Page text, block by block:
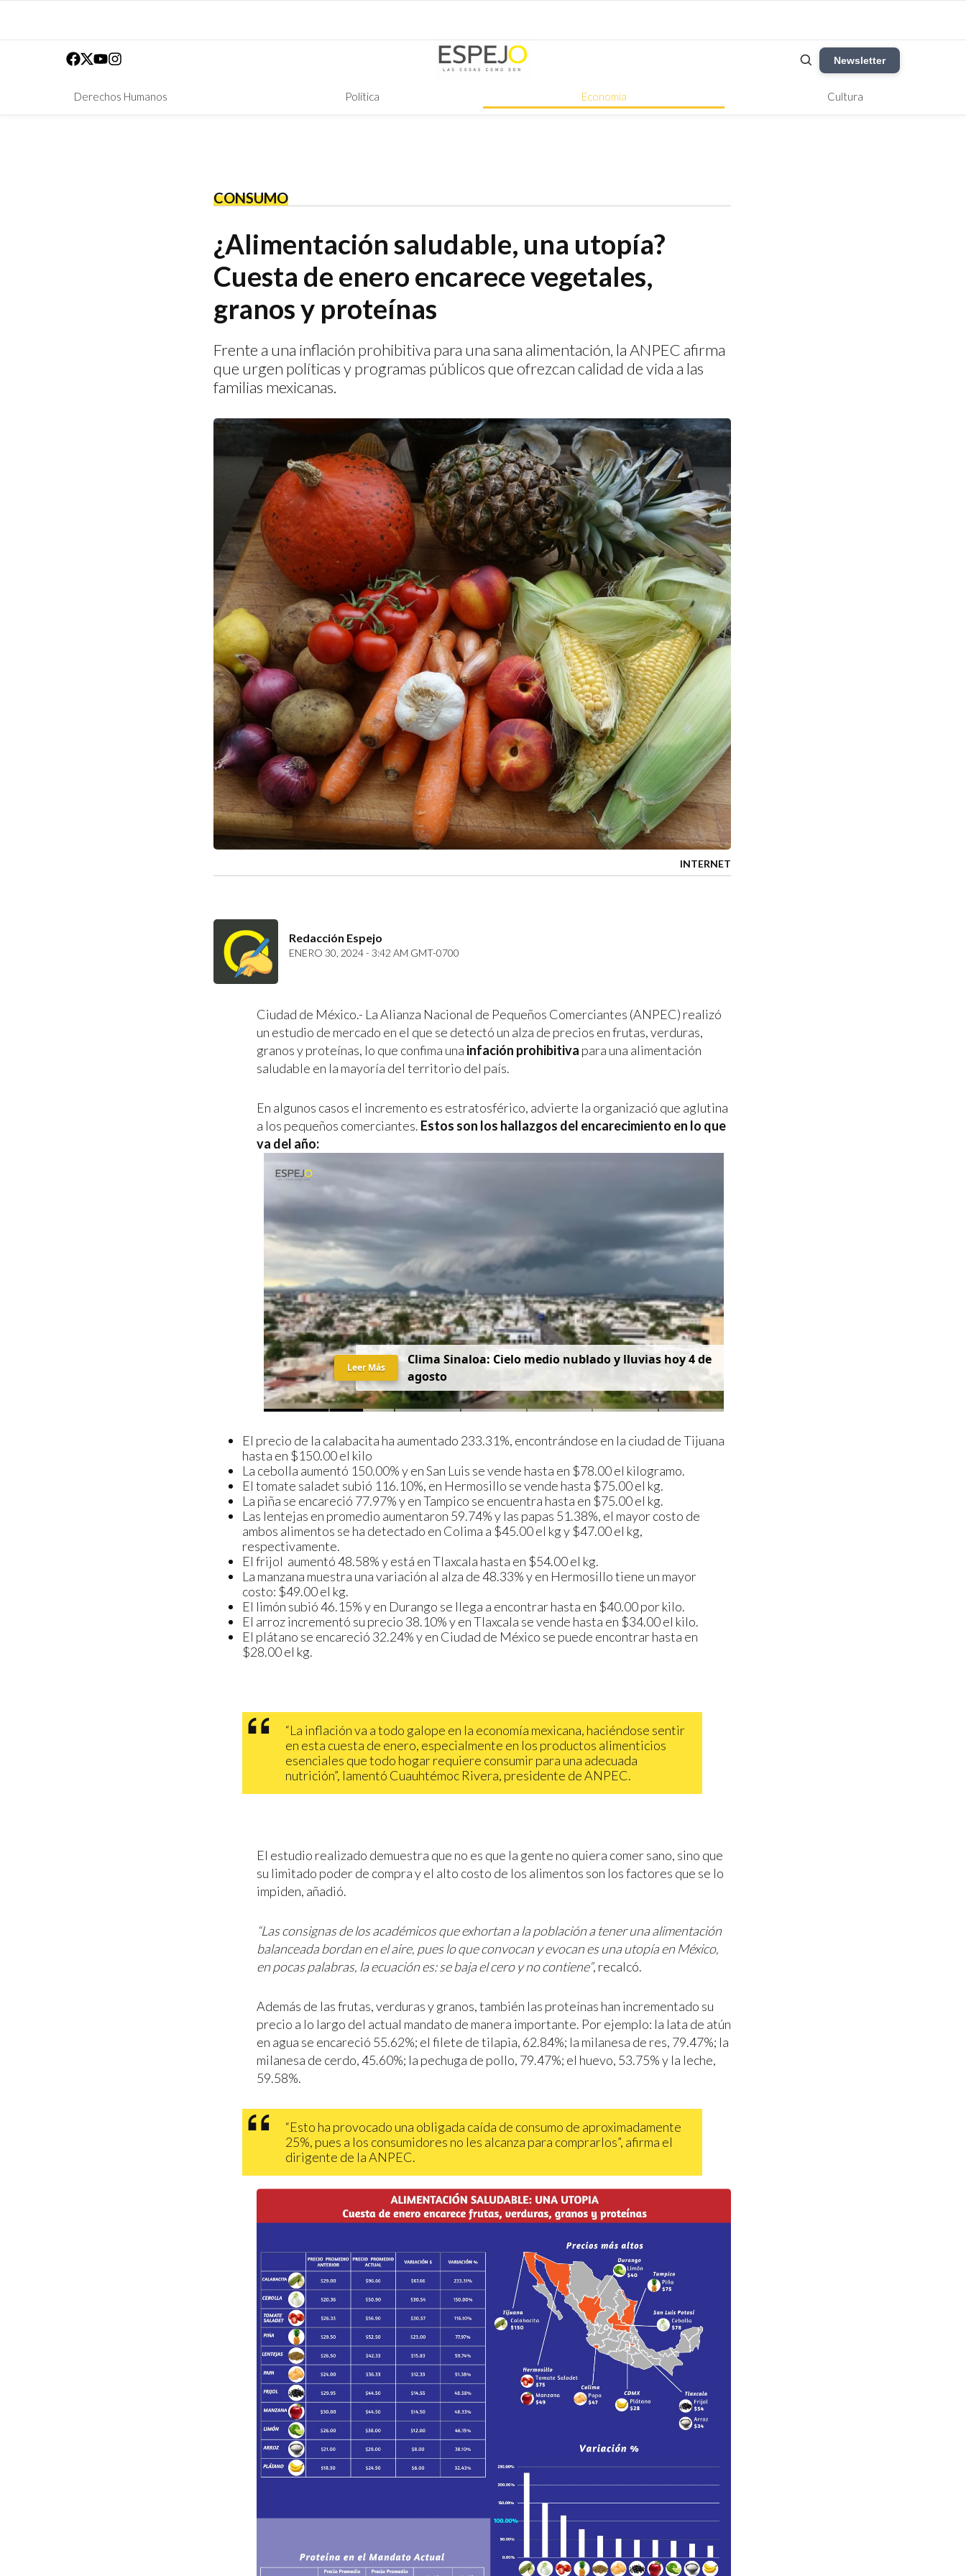
Newsletter
Derechos Humanos Política Economía Cultura
CONSUMO
¿Alimentación saludable, una utopía?
Cuesta de enero encarece vegetales,
granos y proteínas
Frente a una inflación prohibitiva para una sana alimentación, la ANPEC afirma
que urgen políticas y programas públicos que ofrezcan calidad de vida a las
familias mexicanas.
INTERNET
Redacción Espejo
ENERO 30, 2024 - 3:42 AM GMT-0700
Ciudad de México.- La Alianza Nacional de Pequeños Comerciantes (ANPEC) realizó
un estudio de mercado en el que se detectó un alza de precios en frutas, verduras,
granos y proteínas, lo que confima una infación prohibitiva para una alimentación
saludable en la mayoría del territorio del país.
En algunos casos el incremento es estratosférico, advierte la organizació que aglutina
a los pequeños comerciantes. Estos son los hallazgos del encarecimiento en lo que
va del año:
Clima Sinaloa: Cielomedio nubladoy lluvias hoy4de
agosto
Leer Más
El precio de la calabacita ha aumentado 233.31%, encontrándose en la ciudad de Tijuana
hasta en $150.00 el kilo
La cebolla aumentó 150.00% y en San Luis se vende hasta en $78.00 el kilogramo.
El tomate saladet subió 116.10%, en Hermosillo se vende hasta $75.00 el kg.
La piña se encareció 77.97% y en Tampico se encuentra hasta en $75.00 el kg.
Las lentejas en promedio aumentaron 59.74% y las papas 51.38%, el mayor costo de
ambos alimentos se ha detectado en Colima a $45.00 el kg y $47.00 el kg,
respectivamente.
El frijol aumentó 48.58% y está en Tlaxcala hasta en $54.00 el kg.
La manzana muestra una variación al alza de 48.33% y en Hermosillo tiene un mayor
costo: $49.00 el kg.
El limón subió 46.15% y en Durango se llega a encontrar hasta en $40.00 por kilo.
El arroz incrementó su precio 38.10% y en Tlaxcala se vende hasta en $34.00 el kilo.
El plátano se encareció 32.24% y en Ciudad de México se puede encontrar hasta en
$28.00 el kg.
“La inflación va a todo galope en la economía mexicana, haciéndose sentir
en esta cuesta de enero, especialmente en los productos alimenticios
esenciales que todo hogar requiere consumir para una adecuada
nutrición”, lamentó Cuauhtémoc Rivera, presidente de ANPEC.
El estudio realizado demuestra que no es que la gente no quiera comer sano, sino que
su limitado poder de compra y el alto costo de los alimentos son los factores que se lo
impiden, añadió.
“Las consignas de los académicos que exhortan a la población a tener una alimentación
balanceada bordan en el aire, pues lo que convocan y evocan es una utopía en México,
en pocas palabras, la ecuación es: se baja el cero y no contiene”, recalcó.
Además de las frutas, verduras y granos, también las proteínas han incrementado su
precio a lo largo del actual mandato de manera importante. Por ejemplo: la lata de atún
en agua se encareció 55.62%; el filete de tilapia, 62.84%; la milanesa de res, 79.47%; la
milanesa de cerdo, 45.60%; la pechuga de pollo, 79.47%; el huevo, 53.75% y la leche,
59.58%.
“Esto ha provocado una obligada caída de consumo de aproximadamente
25%, pues a los consumidores no les alcanza para comprarlos”, afirma el
dirigente de la ANPEC.